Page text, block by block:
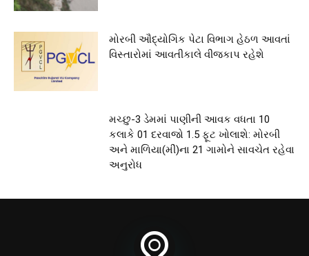
મોરબી ઔદ્યોગિક પેટા વિભાગ હેઠળ આવતાં
વિસ્તારોમાં આવતીકાલે વીજકાપ રહેશે
મચ્છુ-3 ડેમમાં પાણીની આવક વધતા 10
કલાકે 01 દરવાજો 1.5 ફૂટ ખોલાશે: મોરબી
અને માળિયા(મીં)ના 21 ગામોને સાવચેત રહેવા
અનુરોધ